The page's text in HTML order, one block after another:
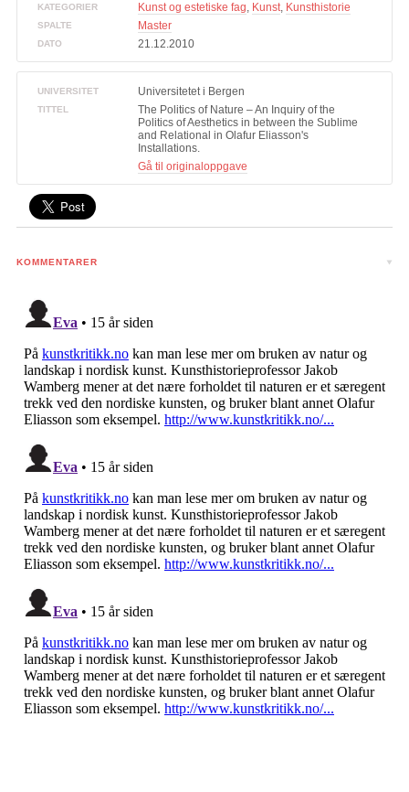
KATEGORIER Kunst og estetiske fag, Kunst, Kunsthistorie
SPALTE Master
DATO 21.12.2010
UNIVERSITET Universitetet i Bergen
TITTEL
The Politics of Nature – An Inquiry of the
Politics of Aesthetics in between the Sublime
and Relational in Olafur Eliasson's
Installations.
Gå til originaloppgave
KOMMENTARER